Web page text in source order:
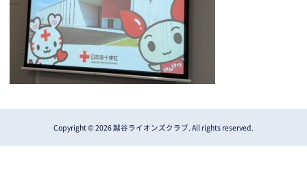
Copyright © 2026 越谷ライオンズクラブ. All rights reserved.